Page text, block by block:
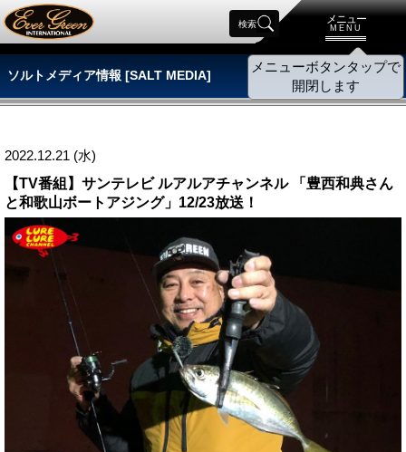
メニュー
MENU
検索
ソルトメディア情報 [SALT MEDIA]
2022.12.21 (水)
【TV番組】サンテレビ ルアルアチャンネル 「豊西和典さん
と和歌山ボートアジング」12/23放送！